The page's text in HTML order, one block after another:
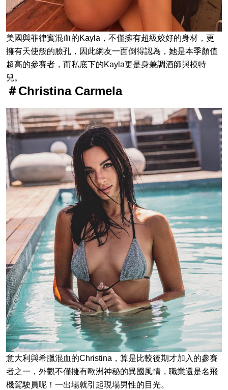
美國與菲律賓混血的Kayla，不僅擁有超級姣好的身材，更
擁有天使般的臉孔，因此網友一面倒得認為，她是本季顏值
超高的參賽者，而私底下的Kayla更是身兼調酒師與模特
兒。
＃Christina Carmela
意大利與希臘混血的Christina，算是比較後期才加入的參賽
者之一，外觀不僅擁有歐洲神秘的異國風情，職業還是名飛
機駕駛員呢！一出場就引起現場男性的目光。